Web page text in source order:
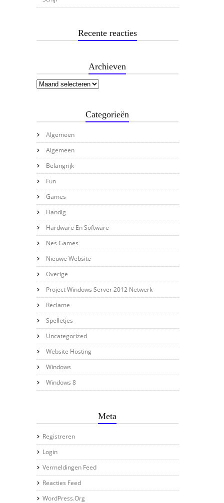
Recente reacties
Archieven
Categorieën
Algemeen
Algemeen
Belangrijk
Fun
Games
Handig
Hardware En Software
Nes Games
Nieuwe Website
Overige
Project Windows Server 2012 Netwerk
Reclame
Spelletjes
Uncategorized
Website Hosting
Windows
Windows 8
Meta
Registreren
Login
Vermeldingen Feed
Reacties Feed
WordPress.org